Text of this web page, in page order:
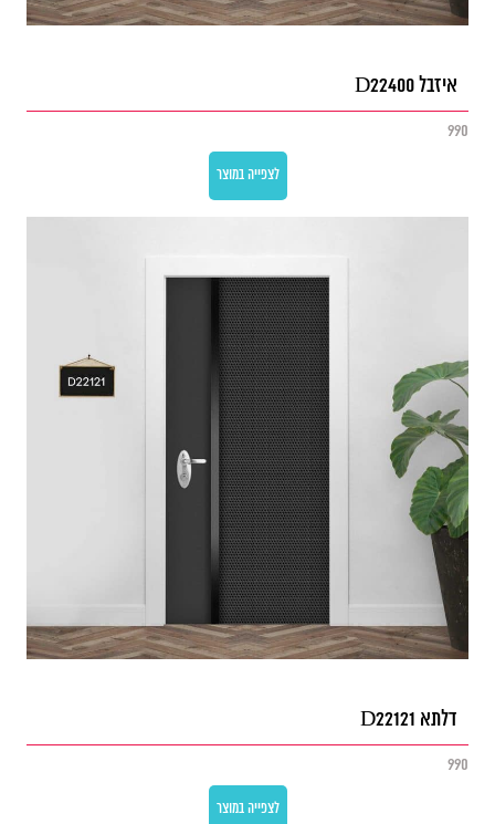
איזבל D22400
990
לצפייה במוצר
דלתא D22121
990
לצפייה במוצר